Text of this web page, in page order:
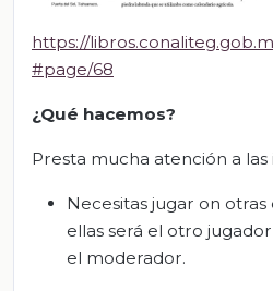
https://
#page/68
¿Qué hacemos?
Presta mucha atención a las
Necesitas jugar on otras
ellas será el otro
el moderador.